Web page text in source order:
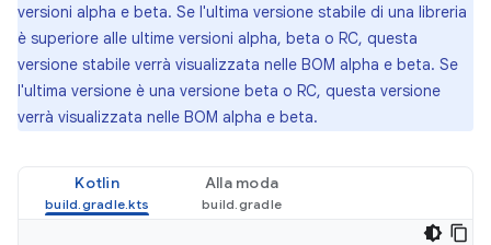
versioni alpha e beta. Se l'ultima versione stabile di una libreria
è superiore alle ultime versioni alpha, beta o RC, questa
versione stabile verrà visualizzata nelle BOM alpha e beta. Se
l'ultima versione è una versione beta o RC, questa versione
verrà visualizzata nelle BOM alpha e beta.
Kotlin Alla moda